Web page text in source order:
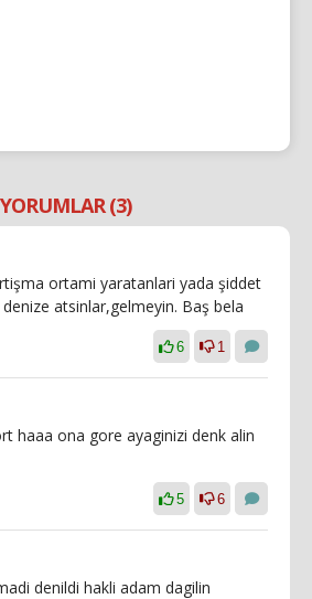
YORUMLAR (3)
ortami yaratanlari yada şiddet
atsinlar,gelmeyin. Baş bela
6 1
haaa ona gore ayaginizi denk alin
5 6
denildi hakli adam dagilin